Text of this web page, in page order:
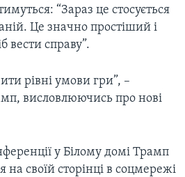
“Зараз це стосується
Це значно простіший і
вести справу”.
рівні умови гри”, –
висловлюючись про нові
у Білому домі Трамп
на своїй сторінці в соцмережі